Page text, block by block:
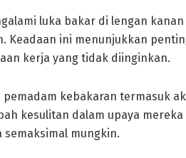
luka bakar di lengan
Keadaan ini menunjukkan
kerja yang tidak diinginkan.
kebakaran termasuk
kesulitan dalam upaya
mungkin.